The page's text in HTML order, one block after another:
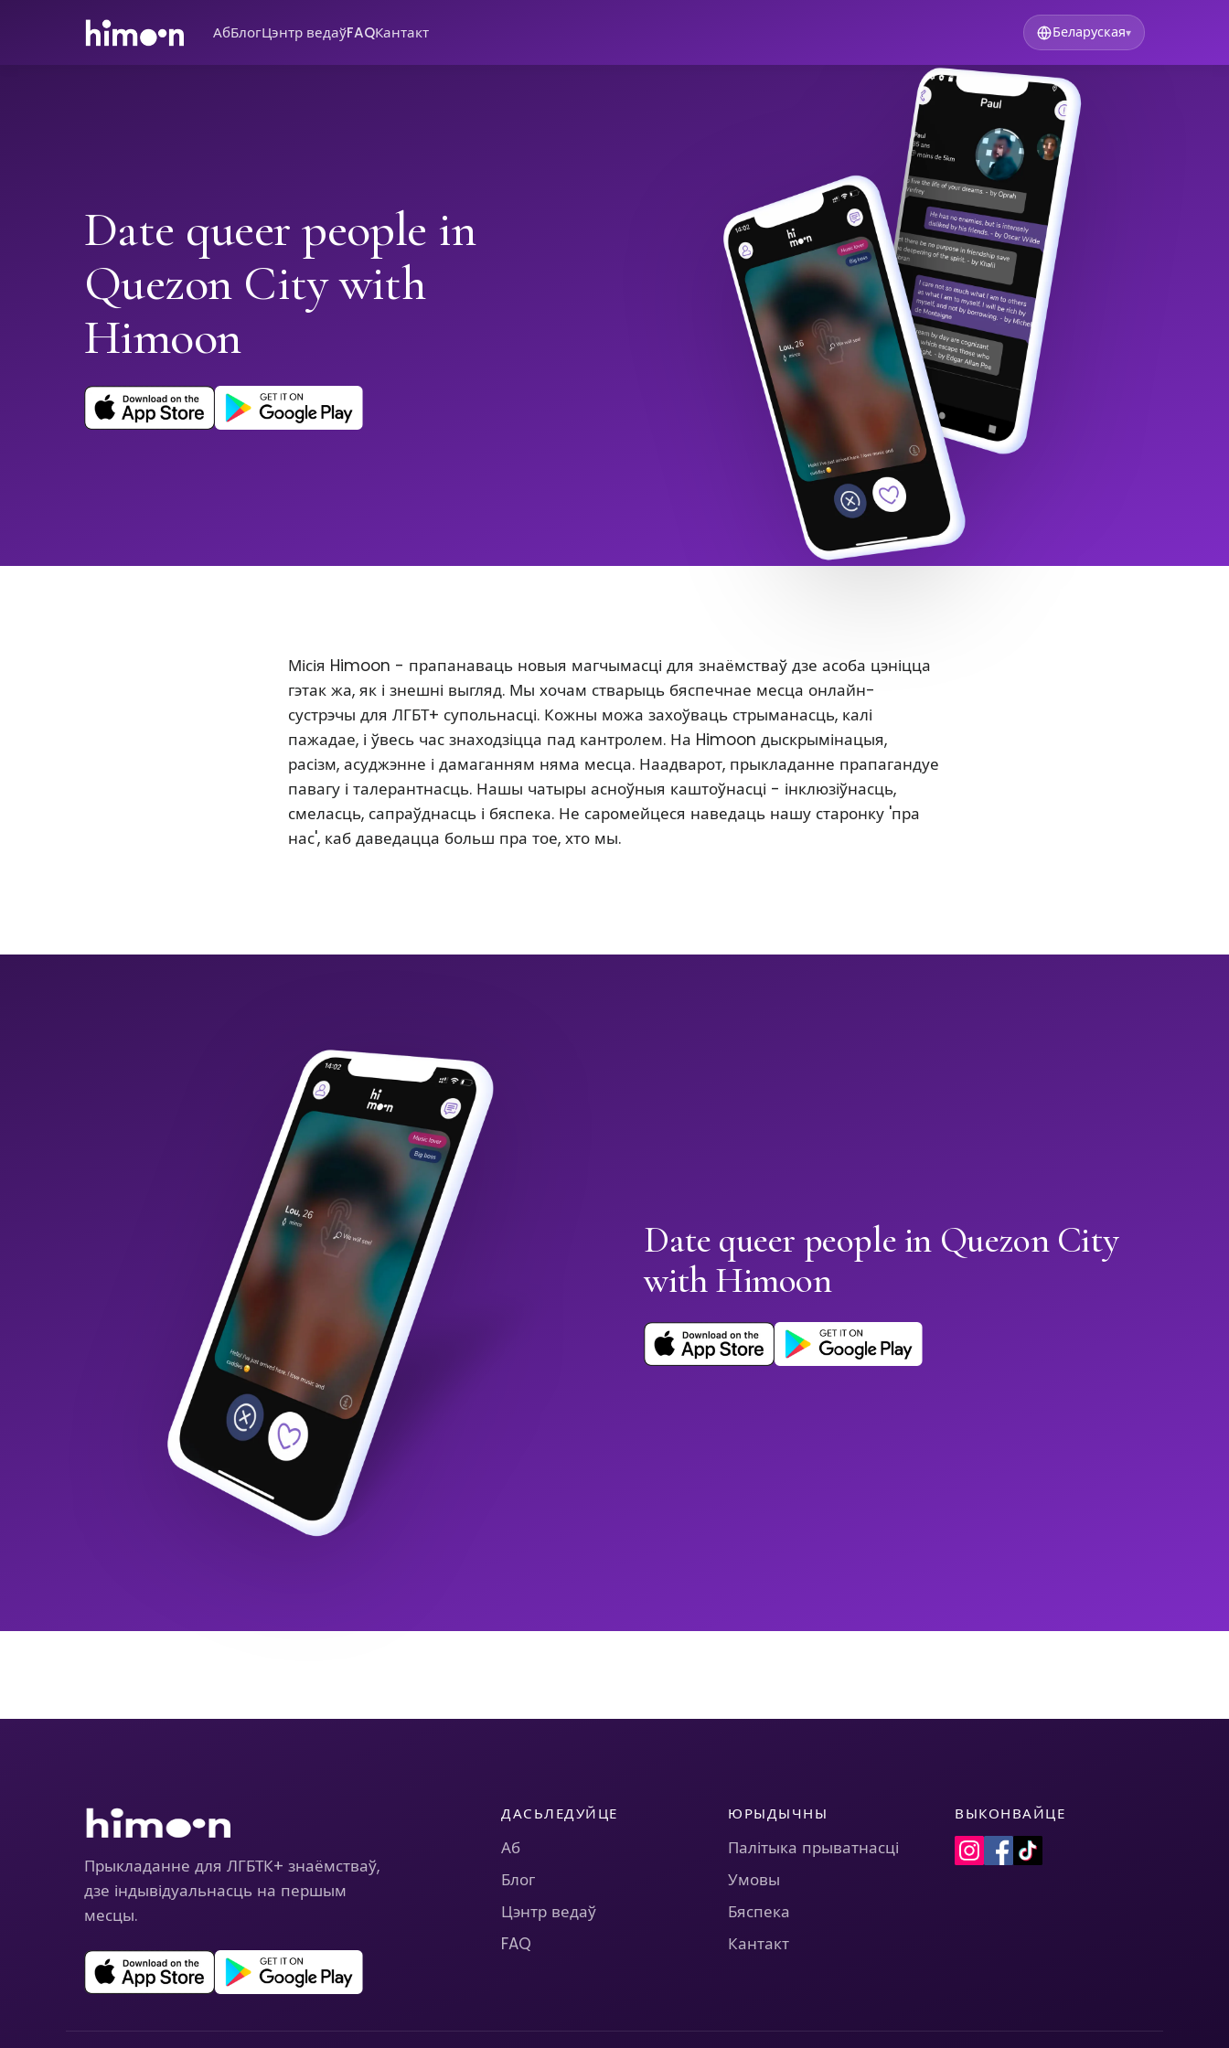
АбБлогЦэнтр ведаўFAQКантакт Беларуская▾
Date queer people in
Quezon City with
Himoon
Місія Himoon - прапанаваць новыя магчымасці для знаёмстваў дзе асоба цэніцца
гэтак жа, як і знешні выгляд. Мы хочам стварыць бяспечнае месца онлайн-
сустрэчы для ЛГБТ+ супольнасці. Кожны можа захоўваць стрыманасць, калі
пажадае, і ўвесь час знаходзіцца пад кантролем. На Himoon дыскрымінацыя,
расізм, асуджэнне і дамаганням няма месца. Наадварот, прыкладанне прапагандуе
павагу і талерантнасць. Нашы чатыры асноўныя каштоўнасці - інклюзіўнасць,
смеласць, сапраўднасць і бяспека. Не саромейцеся наведаць нашу старонку 'пра
нас', каб даведацца больш пра тое, хто мы.
Date queer people in Quezon City
with Himoon
Прыкладанне для ЛГБТК+ знаёмстваў,
дзе індывідуальнасць на першым
месцы.
ДАСЬЛЕДУЙЦЕ
Аб
Блог
Цэнтр ведаў
FAQ
ЮРЫДЫЧНЫ
Палітыка прыватнасці
Умовы
Бяспека
Кантакт
ВЫКОНВАЙЦЕ